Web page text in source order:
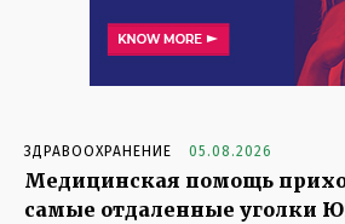
ЗДРАВООХРАНЕНИЕ 05.08.2026
Медицинская помощь
самые отдаленные уголки